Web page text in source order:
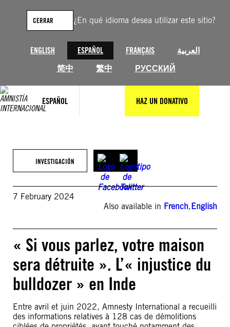
¿En qué idioma desea utilizar este sitio?
ENGLISH ESPAÑOL FRANÇAIS
العربية
简中
繁中 РУССКИЙ
CERRAR
ESPAÑOL HAZ UN DONATIVO
contenido
INVESTIGACIÓN
7 February 2024
Also available in French,English
« Si vous parlez, votre maison
sera détruite ». L’« injustice du
bulldozer » en Inde
Entre avril et juin 2022, Amnesty International a recueilli
des informations relatives à 128 cas de démolitions